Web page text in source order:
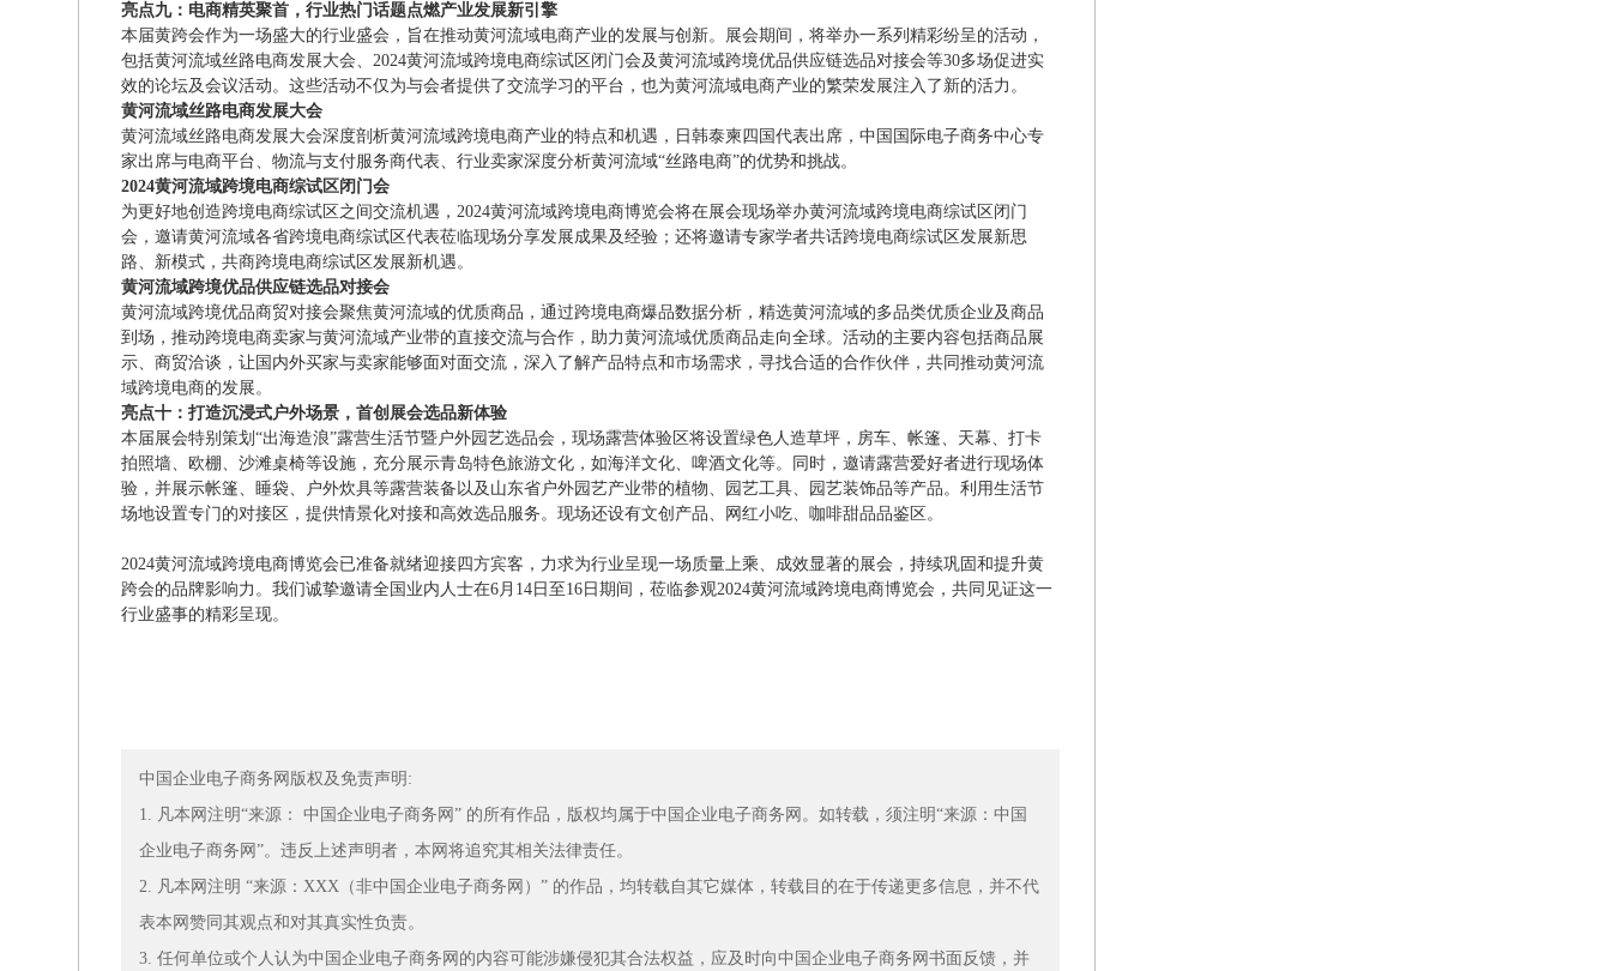
亮点九：电商精英聚首，行业热门话题点燃产业发展新引擎
本届黄跨会作为一场盛大的行业盛会，旨在推动黄河流域电商产业的发展与创新。展会期间，将举办一系列精彩纷呈的活动，
包括黄河流域丝路电商发展大会、2024黄河流域跨境电商综试区闭门会及黄河流域跨境优品供应链选品对接会等30多场促进实
效的论坛及会议活动。这些活动不仅为与会者提供了交流学习的平台，也为黄河流域电商产业的繁荣发展注入了新的活力。
黄河流域丝路电商发展大会
黄河流域丝路电商发展大会深度剖析黄河流域跨境电商产业的特点和机遇，日韩泰柬四国代表出席，中国国际电子商务中心专
家出席与电商平台、物流与支付服务商代表、行业卖家深度分析黄河流域“丝路电商”的优势和挑战。
2024黄河流域跨境电商综试区闭门会
为更好地创造跨境电商综试区之间交流机遇，2024黄河流域跨境电商博览会将在展会现场举办黄河流域跨境电商综试区闭门
会，邀请黄河流域各省跨境电商综试区代表莅临现场分享发展成果及经验；还将邀请专家学者共话跨境电商综试区发展新思
路、新模式，共商跨境电商综试区发展新机遇。
黄河流域跨境优品供应链选品对接会
黄河流域跨境优品商贸对接会聚焦黄河流域的优质商品，通过跨境电商爆品数据分析，精选黄河流域的多品类优质企业及商品
到场，推动跨境电商卖家与黄河流域产业带的直接交流与合作，助力黄河流域优质商品走向全球。活动的主要内容包括商品展
示、商贸洽谈，让国内外买家与卖家能够面对面交流，深入了解产品特点和市场需求，寻找合适的合作伙伴，共同推动黄河流
域跨境电商的发展。
亮点十：打造沉浸式户外场景，首创展会选品新体验
本届展会特别策划“出海造浪”露营生活节暨户外园艺选品会，现场露营体验区将设置绿色人造草坪，房车、帐篷、天幕、打卡
拍照墙、欧棚、沙滩桌椅等设施，充分展示青岛特色旅游文化，如海洋文化、啤酒文化等。同时，邀请露营爱好者进行现场体
验，并展示帐篷、睡袋、户外炊具等露营装备以及山东省户外园艺产业带的植物、园艺工具、园艺装饰品等产品。利用生活节
场地设置专门的对接区，提供情景化对接和高效选品服务。现场还设有文创产品、网红小吃、咖啡甜品品鉴区。
2024黄河流域跨境电商博览会已准备就绪迎接四方宾客，力求为行业呈现一场质量上乘、成效显著的展会，持续巩固和提升黄
跨会的品牌影响力。我们诚挚邀请全国业内人士在6月14日至16日期间，莅临参观2024黄河流域跨境电商博览会，共同见证这一
行业盛事的精彩呈现。
中国企业电子商务网版权及免责声明:
1. 凡本网注明“来源： 中国企业电子商务网” 的所有作品，版权均属于中国企业电子商务网。如转载，须注明“来源：中国
企业电子商务网”。违反上述声明者，本网将追究其相关法律责任。
2. 凡本网注明 “来源：XXX（非中国企业电子商务网）” 的作品，均转载自其它媒体，转载目的在于传递更多信息，并不代
表本网赞同其观点和对其真实性负责。
3. 任何单位或个人认为中国企业电子商务网的内容可能涉嫌侵犯其合法权益，应及时向中国企业电子商务网书面反馈，并